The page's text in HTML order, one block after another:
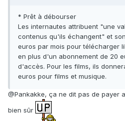
* Prêt à débourser
Les internautes attribuent "une
contenus qu'ils échangent" et
euros par mois pour télécharger
en plus d'un abonnement de 20
d'accès. Pour les films, ils
euros pour films et musique.
@Pankakke, ça ne dit pas de payer
bien sûr